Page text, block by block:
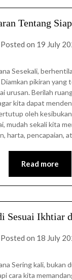
Tentang
Posted on 19 July
Sesekali,
pikiran yang
urusan. Berilah
kita dapat
oleh
mudah sekali kita
harta, pencapaian,
Read more
Sesuai Ikhtiar
Posted on 18 July
Sering kali, bukan
cara kita